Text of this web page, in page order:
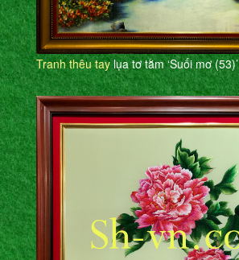
Tranh thêu taylụa tơ tằm ‘Suối mơ (53)’